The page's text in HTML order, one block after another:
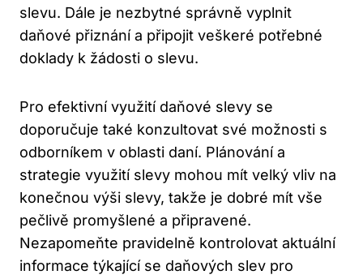
slevu. Dále⁤ je nezbytné správně vyplnit‍
daňové přiznání a připojit ⁤veškeré⁣ potřebné⁢
doklady​ k⁤ žádosti‍ o‌ slevu.
Pro⁢ efektivní⁢ využití daňové slevy se
doporučuje také konzultovat ​své⁤ možnosti ‍s
odborníkem v oblasti daní.⁣ Plánování a
strategie využití slevy mohou mít ⁣velký vliv ⁢na
konečnou ⁢výši slevy, takže je​ dobré mít vše
pečlivě promyšlené ⁢a⁤ připravené.
Nezapomeňte pravidelně kontrolovat aktuální
informace ⁣týkající se daňových⁣ slev pro